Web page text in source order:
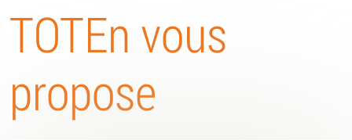
TOTEn vous
propose